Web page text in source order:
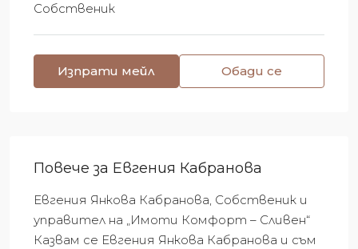
Собственик
Изпрати мейл Обади се
Повече за Евгения Кабранова
Евгения Янкова Кабранова, Собственик и
управител на „Имоти Комфорт – Сливен“
Казвам се Евгения Янкова Кабранова и съм